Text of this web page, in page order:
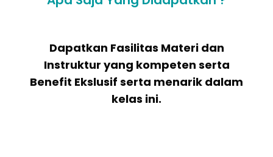
Dapatkan Fasilitas Materi dan
Instruktur yang kompeten serta
Benefit Ekslusif serta menarik dalam
kelas ini.